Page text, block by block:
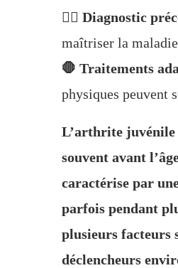
🧑‍⚕️ Diagnostic
maîtriser la
🛑 Traitements
physiques peuvent
L’arthrite juvénile
souvent avant
caractérise par
parfois pendant
plusieurs facteurs
déclencheurs